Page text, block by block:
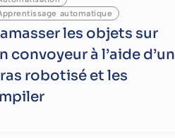
automatique
les objets sur
convoyeur à l’aide d’un
robotisé et les